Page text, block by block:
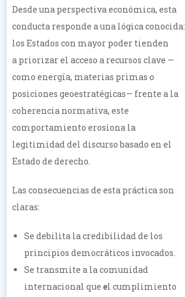
Desde una perspectiva económica, esta
conducta responde a una lógica conocida:
los Estados con mayor poder tienden
a priorizar el acceso a recursos clave —
como energía, materias primas o
posiciones geoestratégicas— frente a la
coherencia normativa, este
comportamiento erosiona la
legitimidad del discurso basado en el
Estado de derecho.
Las consecuencias de esta práctica son
claras:
Se debilita la credibilidad de los
principios democráticos invocados.
Se transmite a la comunidad
internacional que el cumplimiento